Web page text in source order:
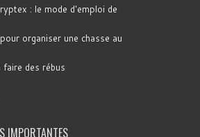
: le mode d'emploi de
organiser une chasse au
faire des rébus
IMPORTANTES